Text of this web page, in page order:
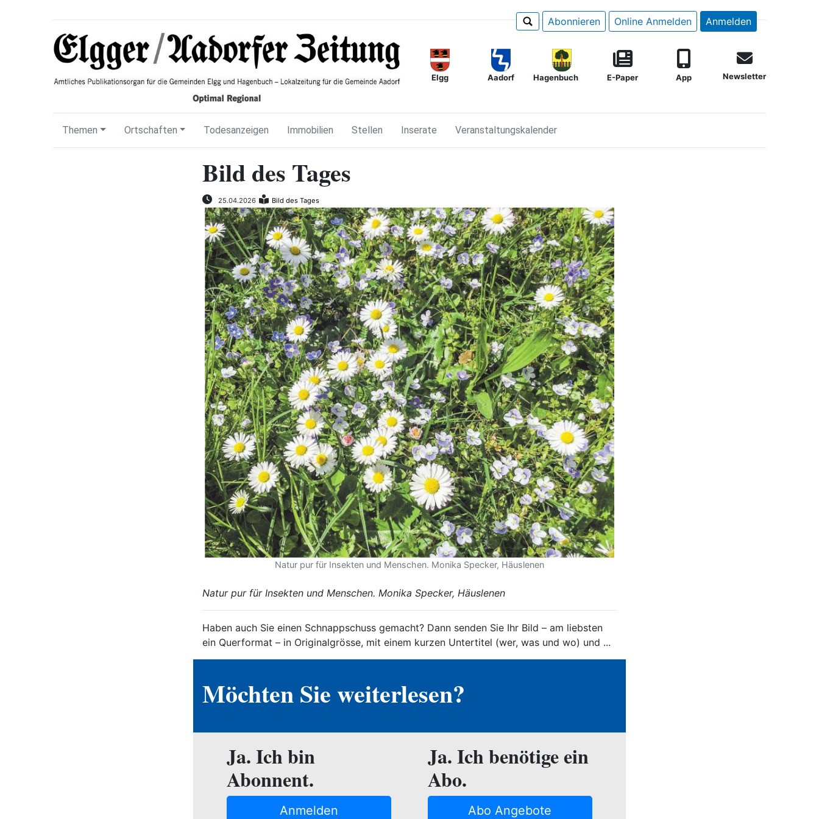
Abonnieren Online Anmelden Anmelden
Elgg Aadorf Hagenbuch E-Paper App Newsletter
Themen Ortschaften Todesanzeigen Immobilien Stellen Inserate Veranstaltungskalender
Bild des Tages
25.04.2026 Bild des Tages
Natur pur für Insekten und Menschen. Monika Specker, Häuslenen
Natur pur für Insekten und Menschen. Monika Specker, Häuslenen
Haben auch Sie einen Schnappschuss gemacht? Dann senden Sie Ihr Bild – am liebsten
ein Querformat – in Originalgrösse, mit einem kurzen Untertitel (wer, was und wo) und ...
Möchten Sie weiterlesen?
Ja. Ich bin
Abonnent.
Anmelden
Ja. Ich benötige ein
Abo.
Abo Angebote